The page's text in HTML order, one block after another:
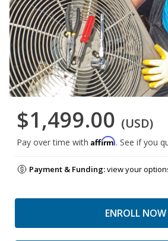
$1,499.00 (USD)
Pay over time with Affirm. See if you
Payment & Funding:view your
ENROLL NOW